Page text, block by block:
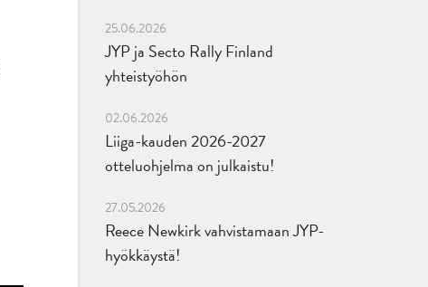
25.06.2026
JYP ja Secto Rally Finland
yhteistyöhön
02.06.2026
Liiga-kauden 2026-2027
otteluohjelma on julkaistu!
27.05.2026
Reece Newkirk vahvistamaan JYP-
hyökkäystä!